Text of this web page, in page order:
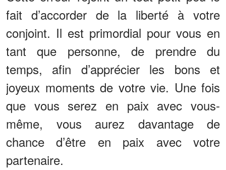
fait d’accorder de la liberté à votre
conjoint. Il est primordial pour vous en
tant que personne, de prendre du
temps, afin d’apprécier les bons et
joyeux moments de votre vie. Une fois
que vous serez en paix avec vous-
même, vous aurez davantage de
chance d’être en paix avec votre
partenaire.